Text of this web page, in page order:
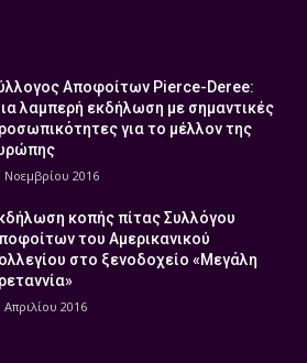
Αποφοίτων Pierce-Deree:
λαμπερή εκδήλωση με σημαντικές
για το μέλλον της
Νοεμβρίου 2016
κοπής πίτας Συλλόγου
του Αμερικανικού
στο ξενοδοχείο «Μεγάλη
Απριλίου 2016